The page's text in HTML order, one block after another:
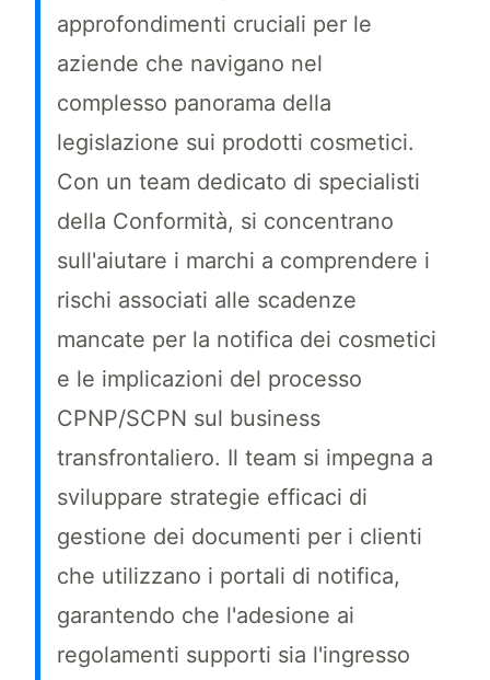
approfondimenti cruciali per le
aziende che navigano nel
complesso panorama della
legislazione sui prodotti cosmetici.
Con un team dedicato di specialisti
della Conformità, si concentrano
sull'aiutare i marchi a comprendere i
rischi associati alle scadenze
mancate per la notifica dei cosmetici
e le implicazioni del processo
CPNP/SCPN sul business
transfrontaliero. Il team si impegna a
sviluppare strategie efficaci di
gestione dei documenti per i clienti
che utilizzano i portali di notifica,
garantendo che l'adesione ai
regolamenti supporti sia l'ingresso